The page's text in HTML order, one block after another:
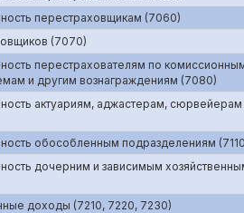
перестраховщикам (7060)
(7070)
перестрахователям по
и другим вознаграждениям (7080)
актуариям, аджастерам, сюрвейерам
обособленным подразделениям
дочерним и зависимым
доходы (7210, 7220, 7230)